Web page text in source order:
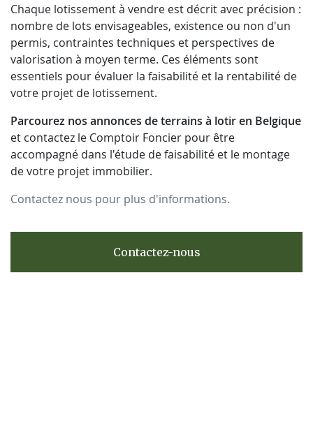
Chaque lotissement à vendre est décrit avec précision :
nombre de lots envisageables, existence ou non d'un
permis, contraintes techniques et perspectives de
valorisation à moyen terme. Ces éléments sont
essentiels pour évaluer la faisabilité et la rentabilité de
votre projet de lotissement.
Parcourez nos annonces de terrains à lotir en Belgique
et contactez le Comptoir Foncier pour être
accompagné dans l'étude de faisabilité et le montage
de votre projet immobilier.
Contactez nous pour plus d'informations.
Contactez-nous